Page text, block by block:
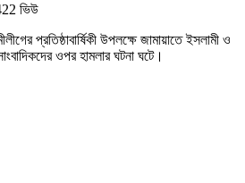
ভিউ
প্রতিষ্ঠাবার্ষিকী উপলক্ষে জামায়াতে ইসলামী ও
ওপর হামলার ঘটনা ঘটে।